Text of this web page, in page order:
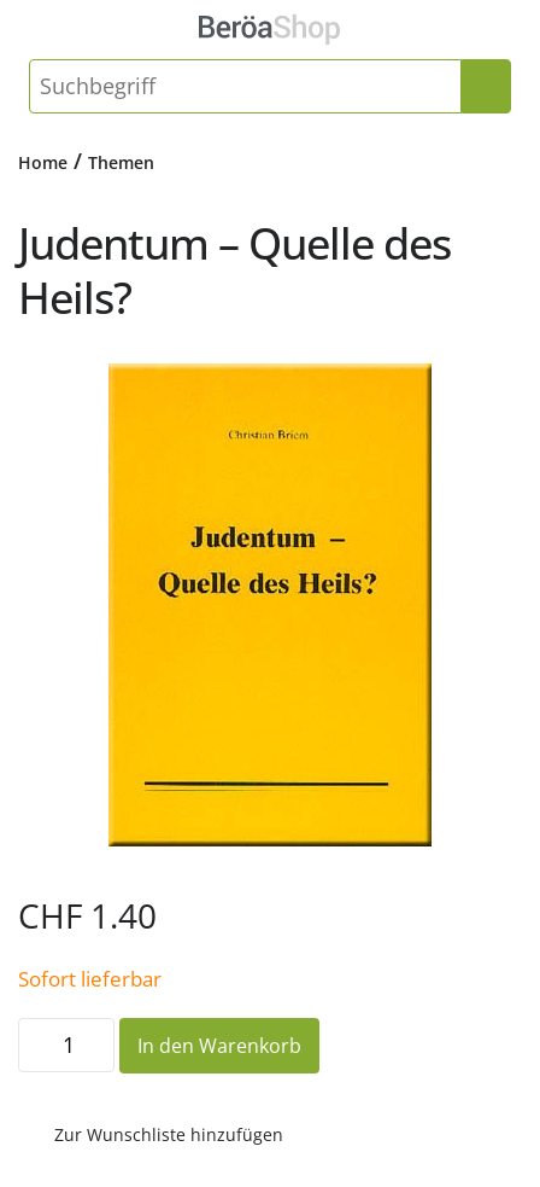
Home / Themen
Judentum – Quelle des
Heils?
CHF 1.40
Sofort lieferbar
Judentum
Quelle
Menge
In den Warenkorb
Zur Wunschliste hinzufügen